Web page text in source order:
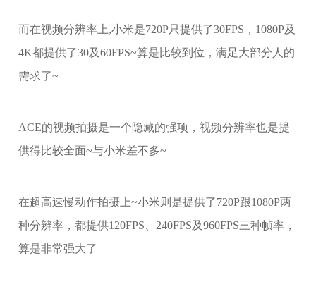
而在视频分辨率上,小米是720P只提供了30FPS，1080P及
4K都提供了30及60FPS~算是比较到位，满足大部分人的
需求了~
ACE的视频拍摄是一个隐藏的强项，视频分辨率也是提
供得比较全面~与小米差不多~
在超高速慢动作拍摄上~小米则是提供了720P跟1080P两
种分辨率，都提供120FPS、240FPS及960FPS三种帧率，
算是非常强大了